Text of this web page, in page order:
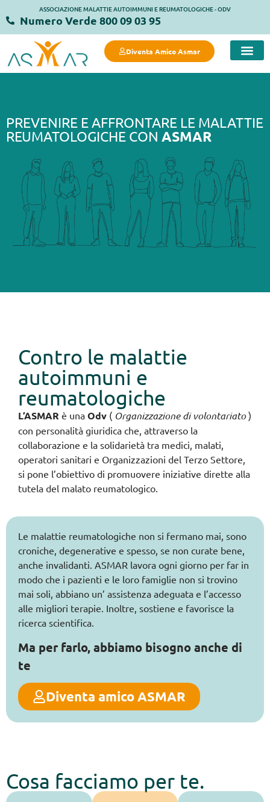
ASSOCIAZIONE MALATTIE AUTOIMMUNI E REUMATOLOGICHE - ODV
Numero Verde 800 09 03 95
Diventa Amico Asmar
PREVENIRE E AFFRONTARE LE MALATTIE
REUMATOLOGICHE CON ASMAR
Contro le malattie
autoimmuni e
reumatologiche
L’ASMAR è una Odv ( Organizzazione di volontariato)
con personalità giuridica che, attraverso la
collaborazione e la solidarietà tra medici, malati,
operatori sanitari e Organizzazioni del Terzo Settore,
si pone l’obiettivo di promuovere iniziative dirette alla
tutela del malato reumatologico.
Le malattie reumatologiche non si fermano mai, sono
croniche, degenerative e spesso, se non curate bene,
anche invalidanti. ASMAR lavora ogni giorno per far in
modo che i pazienti e le loro famiglie non si trovino
mai soli, abbiano un’ assistenza adeguata e l’accesso
alle migliori terapie. Inoltre, sostiene e favorisce la
ricerca scientifica.
Ma per farlo, abbiamo bisogno anche di
te
Diventa amico ASMAR
Cosa facciamo per te.